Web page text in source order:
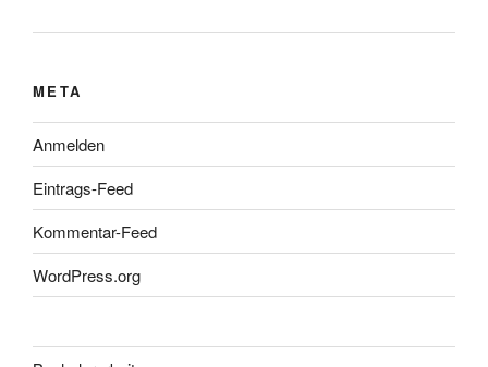
META
Anmelden
Eintrags-Feed
Kommentar-Feed
WordPress.org